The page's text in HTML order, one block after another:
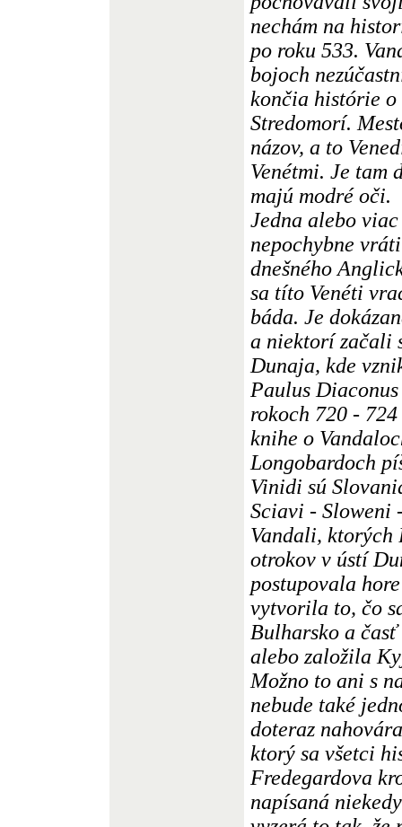
nechám na
po roku 533.
bojoch
končia histórie
Stredomorí.
názov, a to
Venétmi. Je tam
majú modré oči.
Jedna alebo
nepochybne
dnešného
sa títo Venéti
báda. Je
a niektorí začali
Dunaja, kde
Paulus
rokoch 720 -
knihe o
Longobardoch
Vinidi sú
Sciavi - Sloweni
Vandali, ktorých
otrokov v ústí
postupovala
vytvorila to, čo
Bulharsko a
alebo založila
Možno to ani s
nebude také
doteraz
ktorý sa všetci
Fredegardova
napísaná